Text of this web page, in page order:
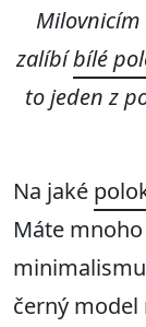
zalíbíbílé
to jeden z
Na jaké
Máte
černý model